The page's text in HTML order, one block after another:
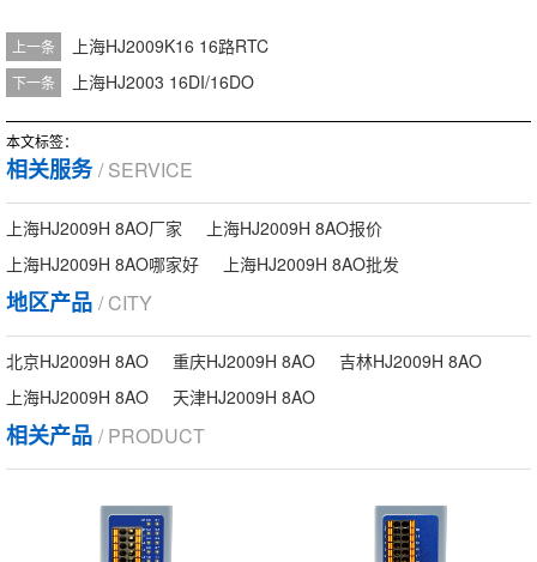
上一条 上海HJ2009K16 16路RTC
下一条 上海HJ2003 16DI/16DO
本文标签：
相关服务/ SERVICE
上海HJ2009H 8AO厂家
上海HJ2009H 8AO报价
上海HJ2009H 8AO哪家好
上海HJ2009H 8AO批发
地区产品 / CITY
北京HJ2009H 8AO 重庆HJ2009H 8AO
吉林HJ2009H 8AO
上海HJ2009H 8AO
天津HJ2009H 8AO
相关产品 / PRODUCT